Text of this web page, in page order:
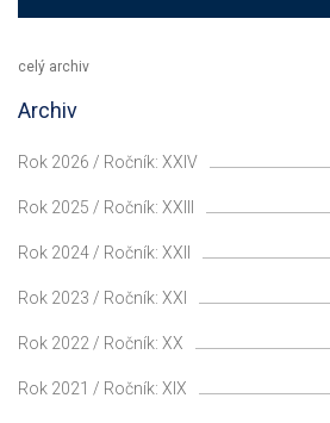
celý archiv
Archiv
Rok 2026 / Ročník: XXIV
Rok 2025 / Ročník: XXIII
Rok 2024 / Ročník: XXII
Rok 2023 / Ročník: XXI
Rok 2022 / Ročník: XX
Rok 2021 / Ročník: XIX